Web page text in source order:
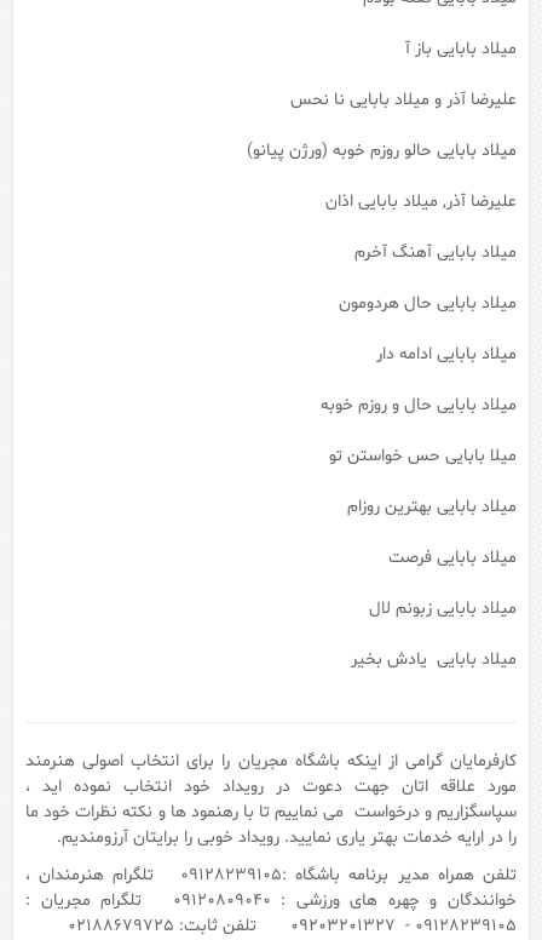
میلاد بابایی باز آ
علیرضا آذر و میلاد بابایی نا نحس
میلاد بابایی حالو روزم خوبه (ورژن پیانو)
علیرضا آذر, میلاد بابایی اذان
میلاد بابایی آهنگ آخرم
میلاد بابایی حال هردومون
میلاد بابایی ادامه دار
میلاد بابایی حال و روزم خوبه
میلا بابایی حس خواستن تو
میلاد بابایی بهترین روزام
میلاد بابایی فرصت
میلاد بابایی زبونم لال
میلاد بابایی یادش بخیر
کارفرمایان گرامی از اینکه باشگاه مجریان را برای انتخاب اصولی هنرمند
مورد علاقه اتان جهت دعوت در رویداد خود انتخاب نموده اید ،
سپاسگزاریم و درخواست می نماییم تا با رهنمود ها و نکته نظرات خود ما
را در ارایه خدمات بهتر یاری نمایید. رویداد خوبی را برایتان آرزومندیم.
تلفن همراه مدیر برنامه باشگاه :09128239105 تلگرام هنرمندان ،
خوانندگان و چهره های ورزشی : 09120809040 تلگرام مجریان :
09128239105 - 09203201327 تلفن ثابت: 02188679725